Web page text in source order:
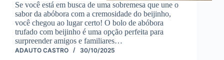
Se você está em busca de uma sobremesa que une o
sabor da abóbora com a cremosidade do beijinho,
você chegou ao lugar certo! O bolo de abóbora
trufado com beijinho é uma opção perfeita para
surpreender amigos e familiares…
ADAUTO CASTRO 30/10/2025